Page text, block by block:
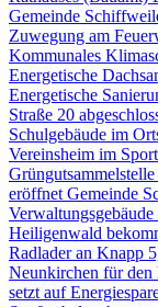
Gemeinde
Zuwegung am
Kommunales
Energetische
Energetische
Straße 20
Schulgebäude im
Vereinsheim im
eröffnet Gemeinde
Heiligenwald
Radlader an Knapp
Neunkirchen für
setzt auf